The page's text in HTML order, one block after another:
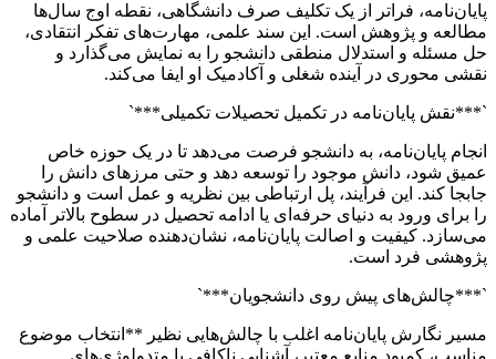
پایان‌نامه، فراتر از یک تکلیف صرف دانشگاهی، نقطه اوج سال‌ها
مطالعه و پژوهش است. این سند علمی، مهارت‌های تفکر انتقادی،
حل مسئله و استدلال منطقی دانشجو را به نمایش می‌گذارد و
نقشی محوری در آینده شغلی و آکادمیک او ایفا می‌کند.
`***نقش پایان‌نامه در تکمیل تحصیلات تکمیلی***`
انجام پایان‌نامه، به دانشجو فرصت می‌دهد تا در یک حوزه خاص
عمیق شود، دانش موجود را توسعه دهد و حتی مرزهای دانش را
جابجا کند. این فرآیند، پل ارتباطی بین نظریه و عمل است و دانشجو
را برای ورود به دنیای حرفه‌ای یا ادامه تحصیل در سطوح بالاتر آماده
می‌سازد. کیفیت و اصالت پایان‌نامه، نشان‌دهنده صلاحیت علمی و
پژوهشی فرد است.
`***چالش‌های پیش روی دانشجویان***`
مسیر نگارش پایان‌نامه اغلب با چالش‌هایی نظیر **انتخاب موضوع